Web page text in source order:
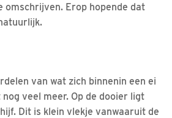
omschrijven. Erop hopende dat
van wat zich binnenin een ei
veel meer. Op de dooier ligt
Dit is klein vlekje vanwaaruit de